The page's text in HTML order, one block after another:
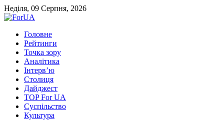
Неділя, 09 Серпня, 2026
Головне
Рейтинги
Точка зору
Аналітика
Інтерв’ю
Столиця
Дайджест
TOP For UA
Суспiльство
Культура